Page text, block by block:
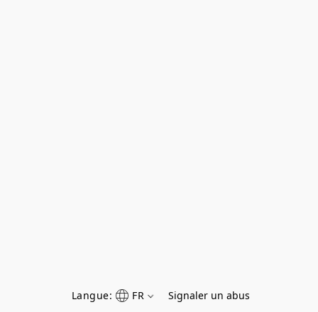
Langue: FR Signaler un abus